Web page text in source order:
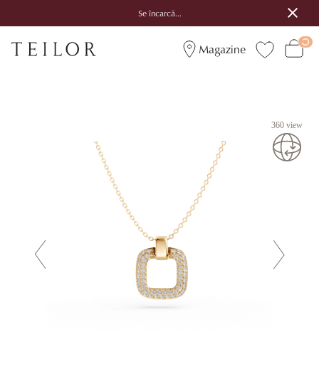
Se încarcă...
Magazine
360 view